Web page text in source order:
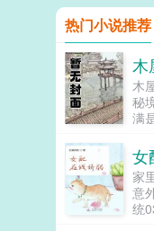
热门小说推荐
木
木
秘
满
的
对
想
用
生
女
家
意
统